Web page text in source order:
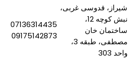
شیراز، قدوسی غربی،
نبش کوچه 12،
ساختمان خان
مصطفی، طبقه 3،
واحد 303
07136314435
09175142873